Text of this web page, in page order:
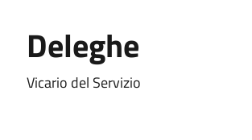
Deleghe
Vicario del Servizio